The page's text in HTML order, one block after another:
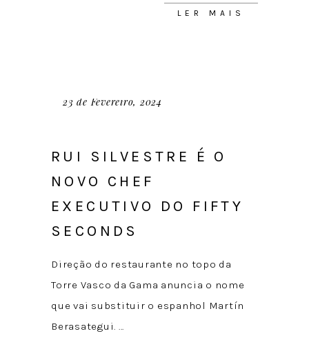
LER MAIS
23 de Fevereiro, 2024
RUI SILVESTRE É O
NOVO CHEF
EXECUTIVO DO FIFTY
SECONDS
Direção do restaurante no topo da
Torre Vasco da Gama anuncia o nome
que vai substituir o espanhol Martín
Berasategui.